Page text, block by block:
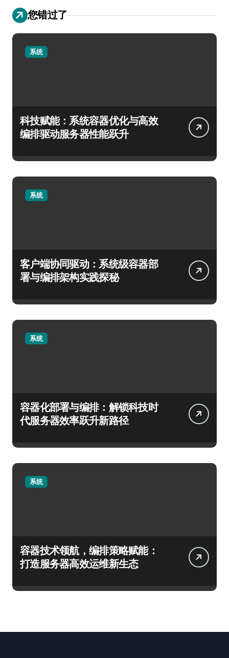
您错过了
系统
科技赋能：系统容器优化与高效
编排驱动服务器性能跃升
系统
客户端协同驱动：系统级容器部
署与编排架构实践探秘
系统
容器化部署与编排：解锁科技时
代服务器效率跃升新路径
系统
容器技术领航，编排策略赋能：
打造服务器高效运维新生态